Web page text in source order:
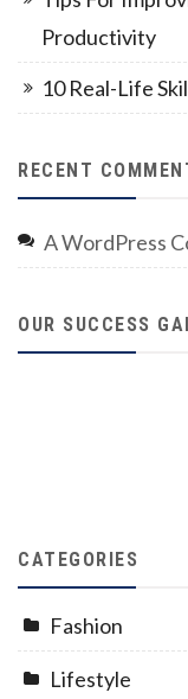
Productivity
10 Real-Life
RECENT
A WordPress
OUR SUCCESS
CATEGORIES
Fashion
Lifestyle